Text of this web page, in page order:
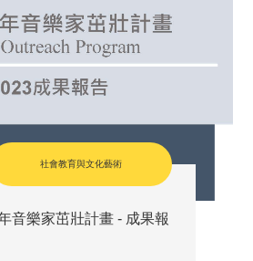
社會教育與文化藝術
音樂家茁壯計畫 - 成果報